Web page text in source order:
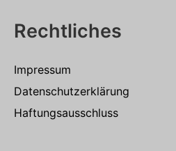
Rechtliches
Impressum
Datenschutzerklärung
Haftungsausschluss